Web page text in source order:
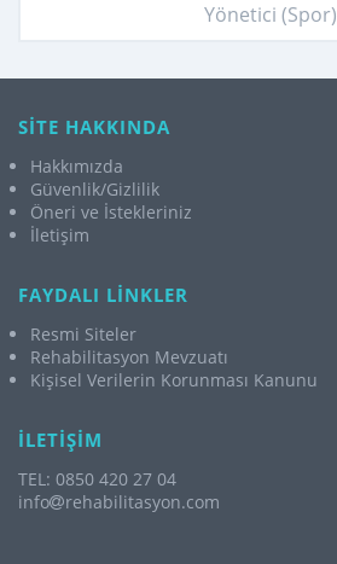
Yönetici (Spor)
SİTE HAKKINDA
Hakkımızda
Güvenlik/Gizlilik
Öneri ve İstekleriniz
İletişim
FAYDALI LİNKLER
Resmi Siteler
Rehabilitasyon Mevzuatı
Kişisel Verilerin Korunması Kanunu
İLETİŞİM
TEL: 0850 420 27 04
info
rehabilitasyon.com